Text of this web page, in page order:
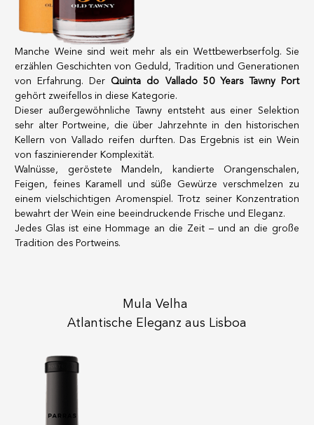
Manche Weine sind weit mehr als ein Wettbewerbserfolg. Sie
erzählen Geschichten von Geduld, Tradition und Generationen
von Erfahrung. Der Quinta do Vallado 50 Years Tawny Port
gehört zweifellos in diese Kategorie.
Dieser außergewöhnliche Tawny entsteht aus einer Selektion
sehr alter Portweine, die über Jahrzehnte in den historischen
Kellern von Vallado reifen durften. Das Ergebnis ist ein Wein
von faszinierender Komplexität.
Walnüsse, geröstete Mandeln, kandierte Orangenschalen,
Feigen, feines Karamell und süße Gewürze verschmelzen zu
einem vielschichtigen Aromenspiel. Trotz seiner Konzentration
bewahrt der Wein eine beeindruckende Frische und Eleganz.
Jedes Glas ist eine Hommage an die Zeit – und an die große
Tradition des Portweins.
Mula Velha
Atlantische Eleganz aus Lisboa